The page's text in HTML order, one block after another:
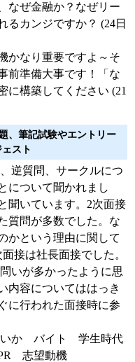
なぜ金融か？なぜリー
るカンジですか？ (24日
かなり重要ですよ～そ
前準備大事です！「な
に構築してください (21
、筆記試験やエントリー
スト
逆質問、サークルにつ
について聞かれまし
聞いています。2次面接
質問が多数でした。な
かという理由に関して
接は社長面接でした。
いが多かったように思
内容についてははっき
に行われた面接時に参
いか バイト 学生時代
志望動機